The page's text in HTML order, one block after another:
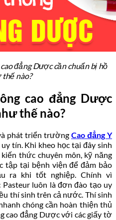
đẳng Dược cần chuẩn bị hồ
thế nào?
cao đẳng Dược
thế nào?
phát triển trường Cao đẳng Y
tín. Khi kheo học tại đây sinh
thức chuyên môn, kỹ năng
tập tại bệnh viện để đảm bảo
ra khi tốt nghiệp. Chính vì
luôn là đơn đào tạo uy
thí sinh trên cả nước. Thí sinh
chóng cần hoàn thiện thủ
cao đẳng Dược với các giấy tờ